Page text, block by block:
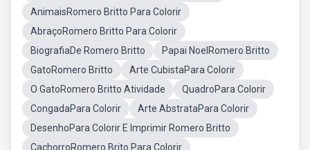
AnimaisRomero Britto Para Colorir
AbraçoRomero Britto Para Colorir
BiografiaDe Romero Britto
Papai NoelRomero Britto
GatoRomero Britto
Arte CubistaPara Colorir
O GatoRomero Britto Atividade
QuadroPara Colorir
CongadaPara Colorir
Arte AbstrataPara Colorir
DesenhoPara Colorir E Imprimir Romero Britto
CachorroRomero Brito Para Colorir